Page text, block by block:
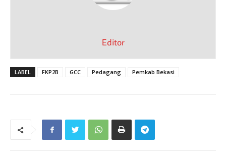
Editor
LABEL FKP2B GCC Pedagang Pemkab Bekasi